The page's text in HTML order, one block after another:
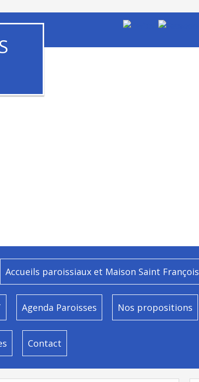
Accueils paroissiaux et Maison Saint François
Agenda Paroisses Nos propositions
Contact